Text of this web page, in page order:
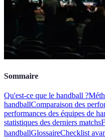
Sommaire
Qu'est-ce que le handball ?
handballComparaison des
performances des équipes de
statistiques des derniers matchs
handballGlossaireChecklist